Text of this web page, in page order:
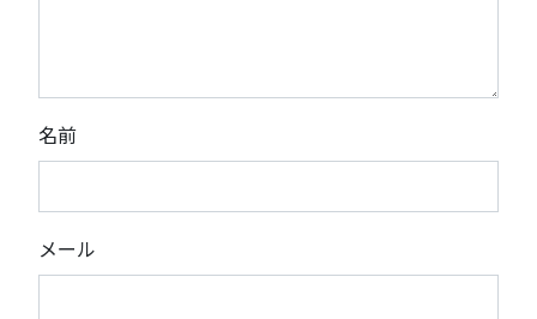
名前
メール